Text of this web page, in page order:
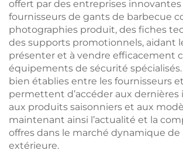
offert par des entreprises innovantes
fournisseurs de gants de barbecue
photographies produit, des fiches
des supports promotionnels, aidant
présenter et à vendre efficacement
équipements de sécurité
bien établies entre les fournisseurs
permettent d’accéder aux dernières
aux produits saisonniers et aux
maintenant ainsi l’actualité et la
offres dans le marché dynamique de
extérieure.